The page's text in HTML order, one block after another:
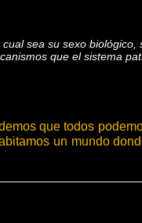
sea su sexo biológico,
que el sistema
que todos
un mundo